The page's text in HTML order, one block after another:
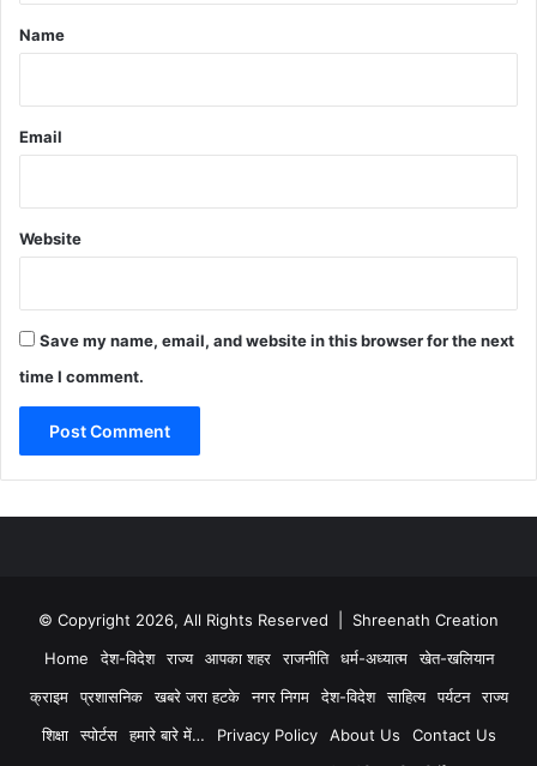
*
Name
Email
Website
Save my name, email, and website in this browser for the next
time I comment.
© Copyright 2026, All Rights Reserved | Shreenath Creation
Home
देश-विदेश राज्य आपका शहर राजनीति धर्म-अध्यात्म
खेत-खलियान
क्राइम
प्रशासनिक खबरे जरा हटके नगर निगम देश-विदेश साहित्य पर्यटन
राज्य
शिक्षा
स्पोर्टस हमारे बारे में… Privacy Policy About Us
Contact Us